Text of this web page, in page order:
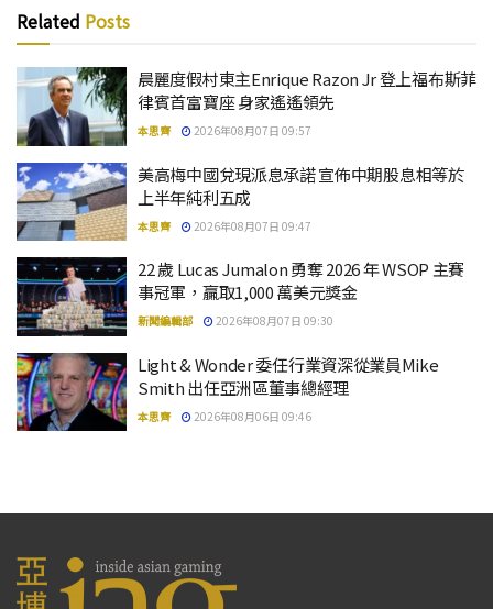
Related Posts
晨麗度假村東主Enrique Razon Jr 登上福布斯菲
律賓首富寶座 身家遙遙領先
本思齊 2026年08月07日 09:57
美高梅中國兌現派息承諾 宣佈中期股息相等於
上半年純利五成
本思齊 2026年08月07日 09:47
22 歲 Lucas Jumalon 勇奪 2026 年 WSOP 主賽
事冠軍，贏取1,000 萬美元獎金
新聞編輯部 2026年08月07日 09:30
Light & Wonder 委任行業資深從業員Mike
Smith 出任亞洲區董事總經理
本思齊 2026年08月06日 09:46